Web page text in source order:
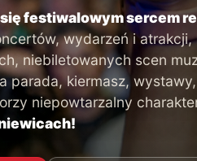
festiwalowym sercem
wydarzeń i atrakcji,
niebiletowanych scen
parada, kiermasz,
niepowtarzalny